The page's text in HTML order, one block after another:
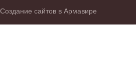
Создание сайтов в Армавире